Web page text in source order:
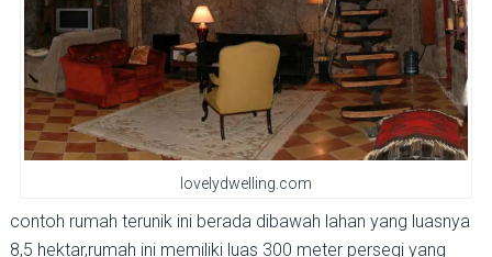
lovelydwelling.com
contoh rumah terunik ini berada dibawah lahan yang luasnya
8,5 hektar,rumah ini memiliki luas 300 meter persegi yang